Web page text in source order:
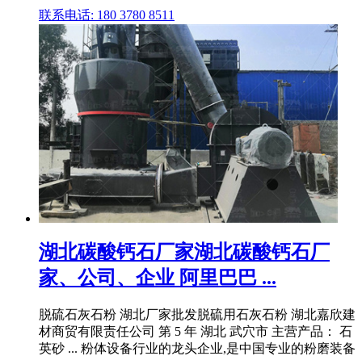
联系电话: 180 3780 8511
湖北碳酸钙石厂家湖北碳酸钙石厂
家、公司、企业 阿里巴巴 ...
脱硫石灰石粉 湖北厂家批发脱硫用石灰石粉 湖北嘉欣建
材商贸有限责任公司 第 5 年 湖北 武穴市 主营产品： 石
英砂 ... 粉体设备行业的龙头企业,是中国专业的粉磨装备